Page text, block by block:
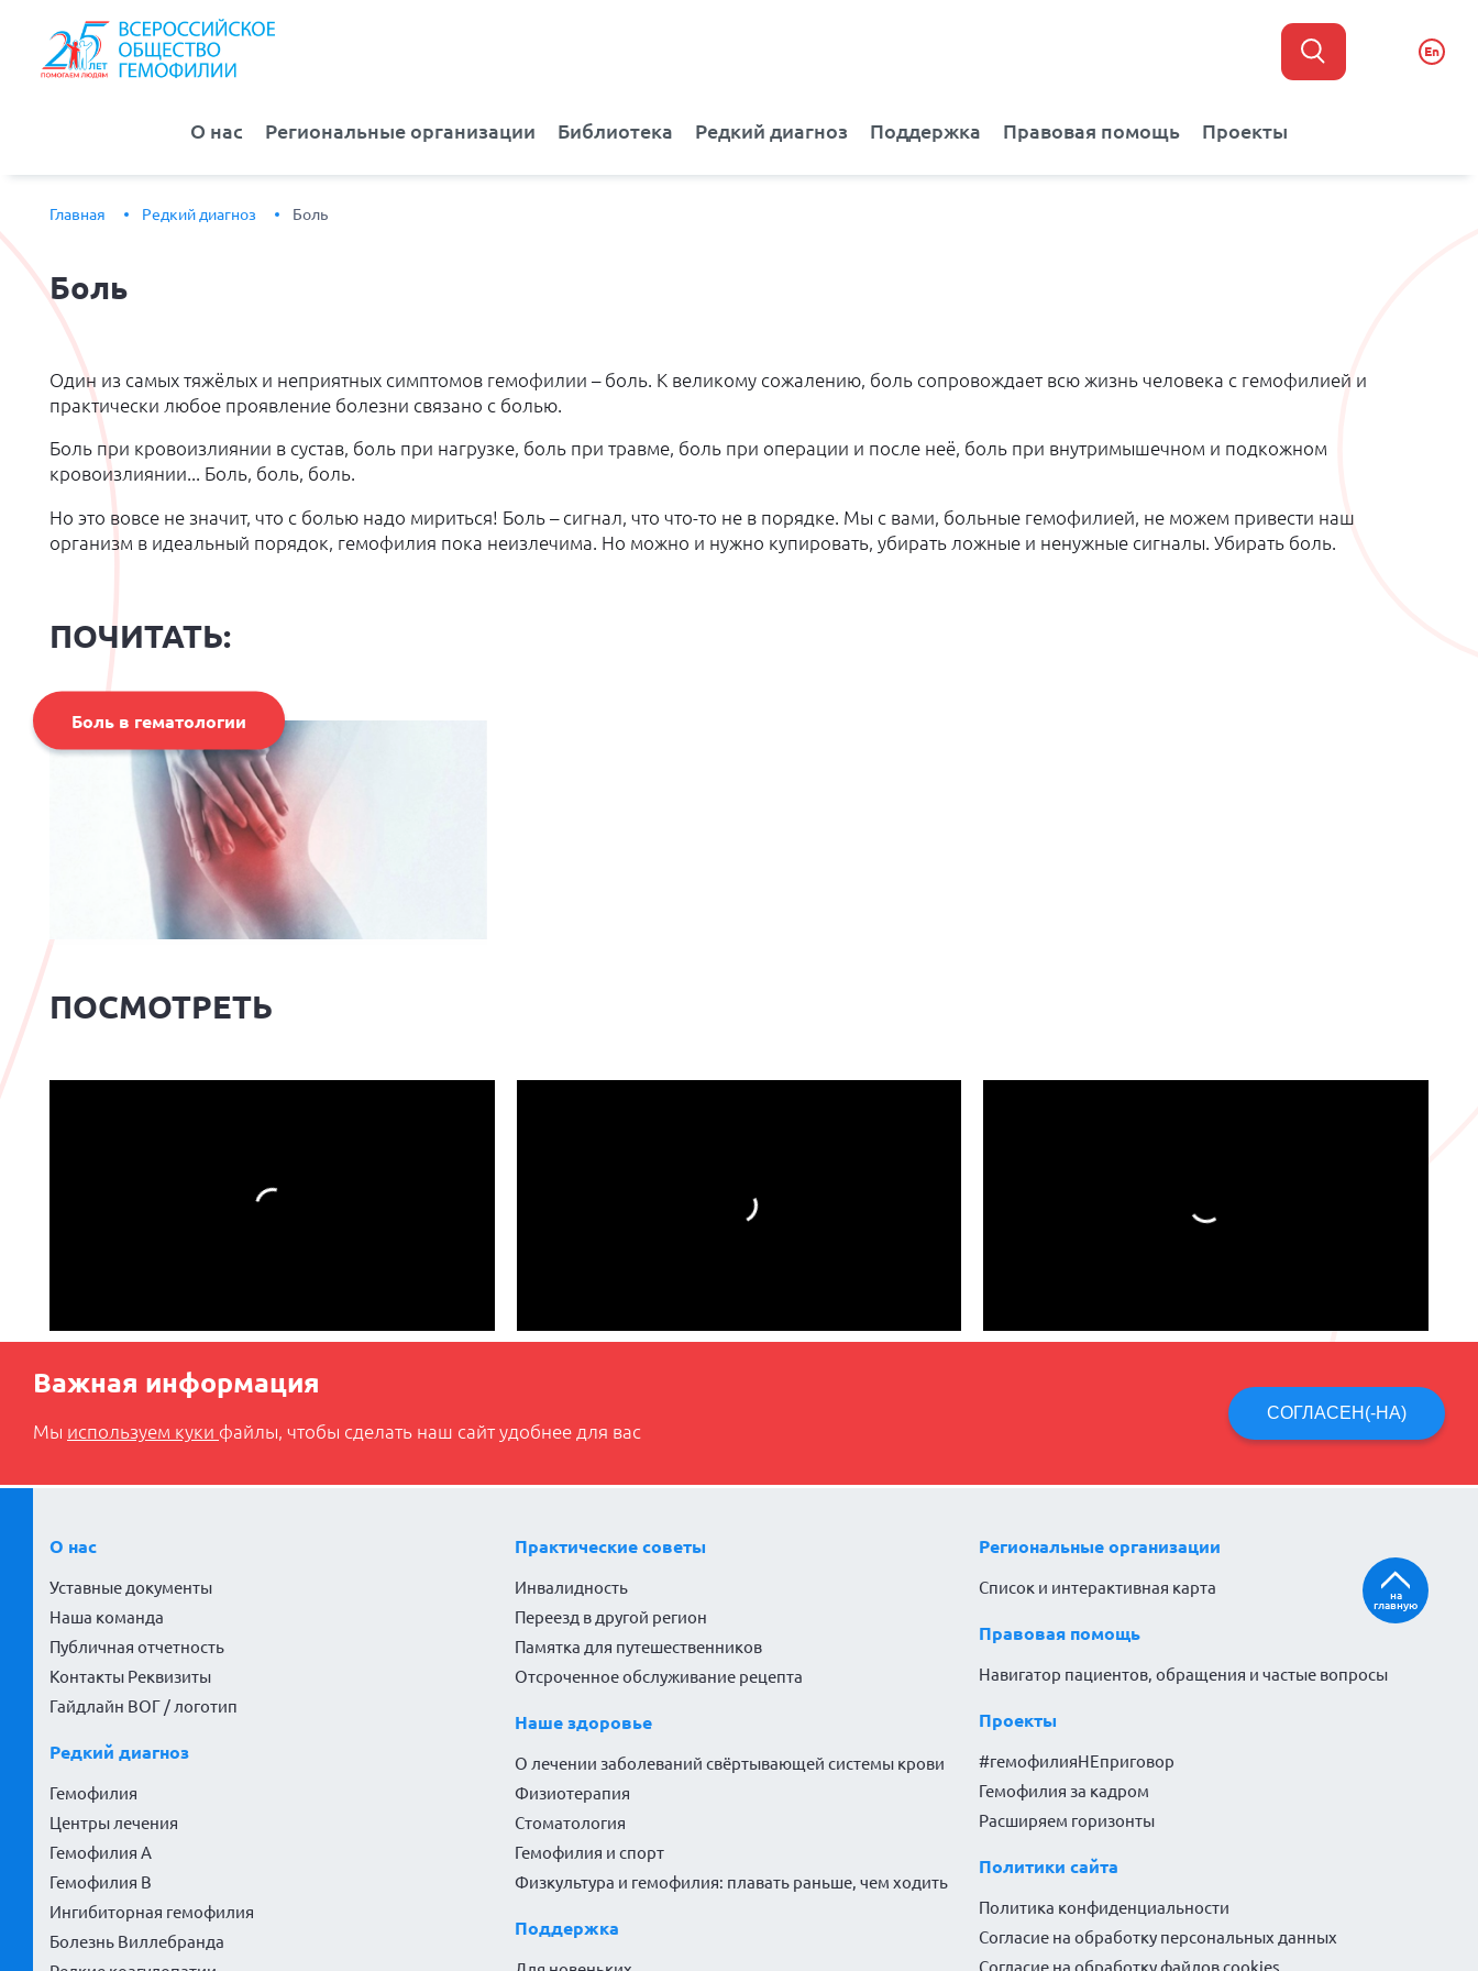
En
О нас Региональные организации Библиотека Редкий диагноз Поддержка Правовая помощь Проекты
Главная Редкий диагноз Боль
Боль
Один из самых тяжёлых и неприятных симптомов гемофилии – боль. К великому сожалению, боль сопровождает всю жизнь человека с гемофилией и
практически любое проявление болезни связано с болью.
Боль при кровоизлиянии в сустав, боль при нагрузке, боль при травме, боль при операции и после неё, боль при внутримышечном и подкожном
кровоизлиянии... Боль, боль, боль.
Но это вовсе не значит, что с болью надо мириться! Боль – сигнал, что что-то не в порядке. Мы с вами, больные гемофилией, не можем привести наш
организм в идеальный порядок, гемофилия пока неизлечима. Но можно и нужно купировать, убирать ложные и ненужные сигналы. Убирать боль.
ПОЧИТАТЬ:
Боль в гематологии
ПОСМОТРЕТЬ
Важная информация
Мы используем куки файлы, чтобы сделать наш сайт удобнее для вас
СОГЛАСЕН(-НА)
О нас
Уставные документы
Наша команда
Публичная отчетность
Контакты Реквизиты
Гайдлайн ВОГ / логотип
Редкий диагноз
Гемофилия
Центры лечения
Гемофилия А
Гемофилия В
Ингибиторная гемофилия
Болезнь Виллебранда
Практические советы
Инвалидность
Переезд в другой регион
Памятка для путешественников
Отсроченное обслуживание рецепта
Наше здоровье
О лечении заболеваний свёртывающей системы крови
Физиотерапия
Стоматология
Гемофилия и спорт
Физкультура и гемофилия: плавать раньше, чем ходить
Поддержка
Региональные организации
Список и интерактивная карта
Правовая помощь
Навигатор пациентов, обращения и частые вопросы
Проекты
#гемофилияНЕприговор
Гемофилия за кадром
Расширяем горизонты
Политики сайта
Политика конфиденциальности
Согласие на обработку персональных данных
Согласие на обработку файлов cookies
на
главную